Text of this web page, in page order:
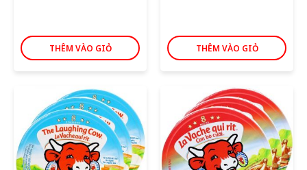
THÊM VÀO GIỎ THÊM VÀO GIỎ